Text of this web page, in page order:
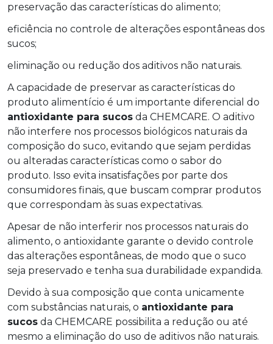
preservação das características do alimento;
eficiência no controle de alterações espontâneas dos
sucos;
eliminação ou redução dos aditivos não naturais.
A capacidade de preservar as características do
produto alimentício é um importante diferencial do
antioxidante para sucos da CHEMCARE. O aditivo
não interfere nos processos biológicos naturais da
composição do suco, evitando que sejam perdidas
ou alteradas características como o sabor do
produto. Isso evita insatisfações por parte dos
consumidores finais, que buscam comprar produtos
que correspondam às suas expectativas.
Apesar de não interferir nos processos naturais do
alimento, o antioxidante garante o devido controle
das alterações espontâneas, de modo que o suco
seja preservado e tenha sua durabilidade expandida.
Devido à sua composição que conta unicamente
com substâncias naturais, o antioxidante para
sucos da CHEMCARE possibilita a redução ou até
mesmo a eliminação do uso de aditivos não naturais.